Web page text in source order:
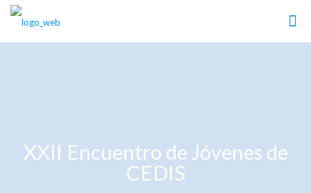
XXII Encuentro de Jóvenes de
CEDIS